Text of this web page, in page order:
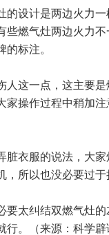
的设计是两边火力
些燃气灶两边火力
的标注。
人这一点，这主要
家操作过程中稍加
脏衣服的说法，大
，所以也没必要过于
要太纠结双燃气灶的
行。（来源：科学辟